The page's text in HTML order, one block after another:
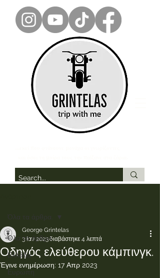
Όλα τα άρθρα.
Ελλάδα
Ευρώπη
Όλα τα άρθρα.
Οδηγός ελεύθερου κάμπινγκ.
George Grintelas
3 Ιαν 2023διαβάστηκε 4 λεπτά
Έγινε ενημέρωση: 17 Απρ 2023